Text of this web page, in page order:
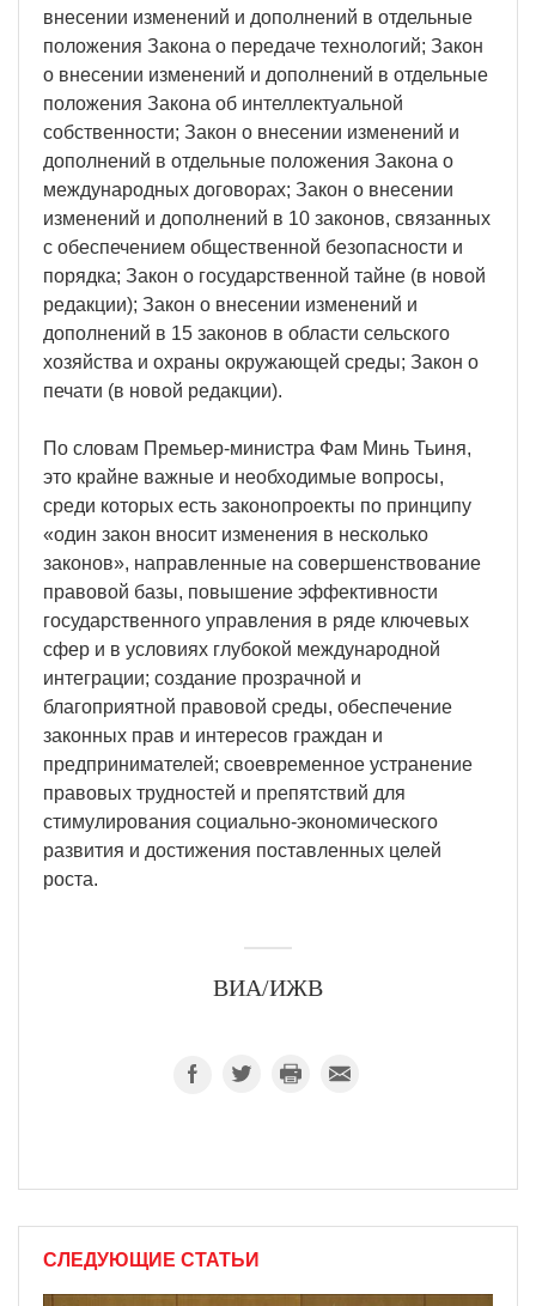
внесении изменений и дополнений в отдельные
положения Закона о передаче технологий; Закон
о внесении изменений и дополнений в отдельные
положения Закона об интеллектуальной
собственности; Закон о внесении изменений и
дополнений в отдельные положения Закона о
международных договорах; Закон о внесении
изменений и дополнений в 10 законов, связанных
с обеспечением общественной безопасности и
порядка; Закон о государственной тайне (в новой
редакции); Закон о внесении изменений и
дополнений в 15 законов в области сельского
хозяйства и охраны окружающей среды; Закон о
печати (в новой редакции).
По словам Премьер-министра Фам Минь Тьиня,
это крайне важные и необходимые вопросы,
среди которых есть законопроекты по принципу
«один закон вносит изменения в несколько
законов», направленные на совершенствование
правовой базы, повышение эффективности
государственного управления в ряде ключевых
сфер и в условиях глубокой международной
интеграции; создание прозрачной и
благоприятной правовой среды, обеспечение
законных прав и интересов граждан и
предпринимателей; своевременное устранение
правовых трудностей и препятствий для
стимулирования социально-экономического
развития и достижения поставленных целей
роста.
ВИА/ИЖВ
СЛЕДУЮЩИЕ СТАТЬИ